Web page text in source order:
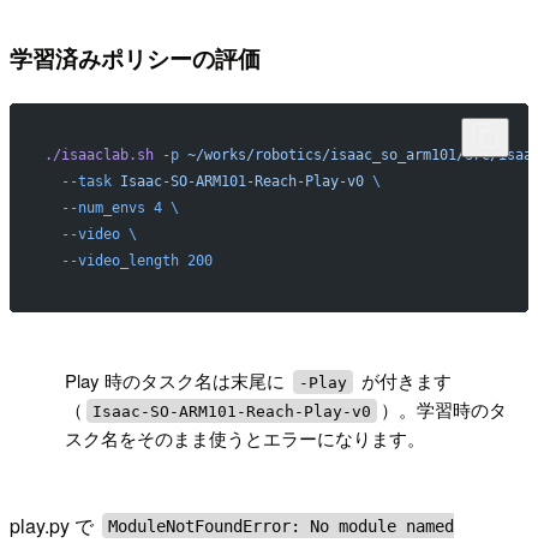
学習済みポリシーの評価
./isaaclab.sh -p ~/works/robotics/isaac_so_arm101/src/
  --task
Isaac-SO-ARM101-Reach-Play-v0 \
  --num_envs
4 \
  --video
\
  --video_length
200
Play 時のタスク名は末尾に -Play
が付きます
（
Isaac-SO-ARM101-Reach-Play-v0
）。学習時のタ
スク名をそのまま使うとエラーになります。
play.py で
ModuleNotFoundError: No module named